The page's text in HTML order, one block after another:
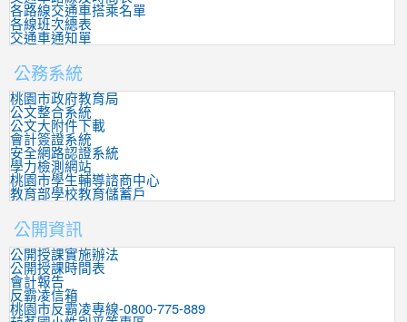
各路線交通車搭乘名單
各線班次總表
交通車通知單
公務系統
桃園市政府教育局
公文整合系統
公文大附件下載
會計簽證系統
安全網路認證系統
學力檢測網站
桃園市學生輔導諮商中心
教育部學校教育儲蓄戶
公開資訊
公開授課實施辦法
公開授課時間表
會計報告
反霸凌信箱
桃園市反霸凌專線-0800-775-889